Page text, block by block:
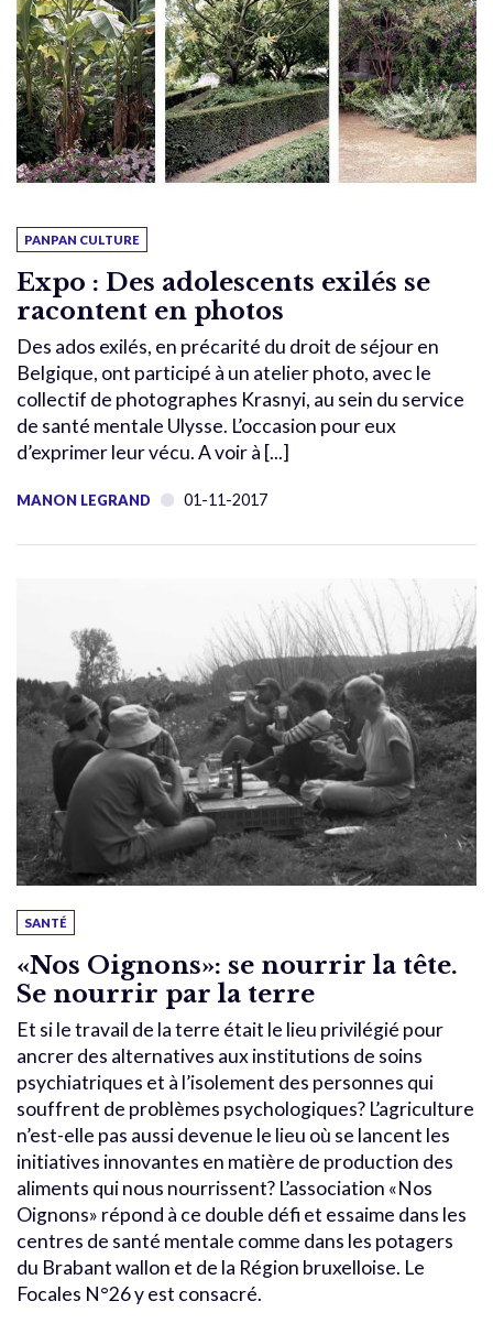
PANPAN CULTURE
Expo : Des adolescents exilés se
racontent en photos
Des ados exilés, en précarité du droit de séjour en
Belgique, ont participé à un atelier photo, avec le
collectif de photographes Krasnyi, au sein du service
de santé mentale Ulysse. L’occasion pour eux
d’exprimer leur vécu. A voir à [...]
MANON LEGRAND 01-11-2017
SANTÉ
«Nos Oignons»: se nourrir la tête.
Se nourrir par la terre
Et si le travail de la terre était le lieu privilégié pour
ancrer des alternatives aux institutions de soins
psychiatriques et à l’isolement des personnes qui
souffrent de problèmes psychologiques? L’agriculture
n’est-elle pas aussi devenue le lieu où se lancent les
initiatives innovantes en matière de production des
aliments qui nous nourrissent? L’association «Nos
Oignons» répond à ce double défi et essaime dans les
centres de santé mentale comme dans les potagers
du Brabant wallon et de la Région bruxelloise. Le
Focales N°26 y est consacré.